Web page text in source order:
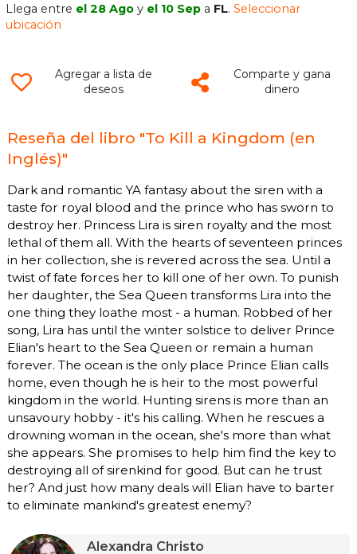
Llega entre el 28 Ago y el 10 Sep a FL.Seleccionar
ubicación
Agregar a lista de
deseos
Comparte y gana
dinero
Reseña del libro "To Kill a Kingdom (en
Inglés)"
Dark and romantic YA fantasy about the siren with a
taste for royal blood and the prince who has sworn to
destroy her. Princess Lira is siren royalty and the most
lethal of them all. With the hearts of seventeen princes
in her collection, she is revered across the sea. Until a
twist of fate forces her to kill one of her own. To punish
her daughter, the Sea Queen transforms Lira into the
one thing they loathe most - a human. Robbed of her
song, Lira has until the winter solstice to deliver Prince
Elian's heart to the Sea Queen or remain a human
forever. The ocean is the only place Prince Elian calls
home, even though he is heir to the most powerful
kingdom in the world. Hunting sirens is more than an
unsavoury hobby - it's his calling. When he rescues a
drowning woman in the ocean, she's more than what
she appears. She promises to help him find the key to
destroying all of sirenkind for good. But can he trust
her? And just how many deals will Elian have to barter
to eliminate mankind's greatest enemy?
Alexandra Christo